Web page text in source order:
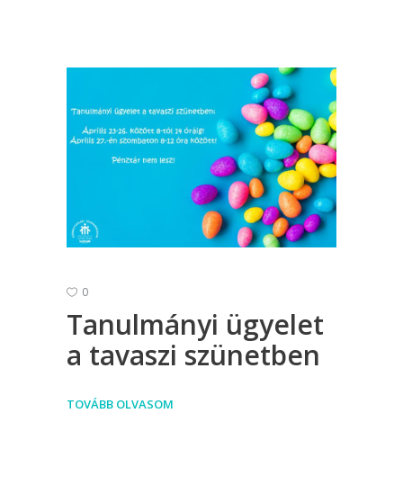
0
Tanulmányi ügyelet
a tavaszi szünetben
TOVÁBB OLVASOM